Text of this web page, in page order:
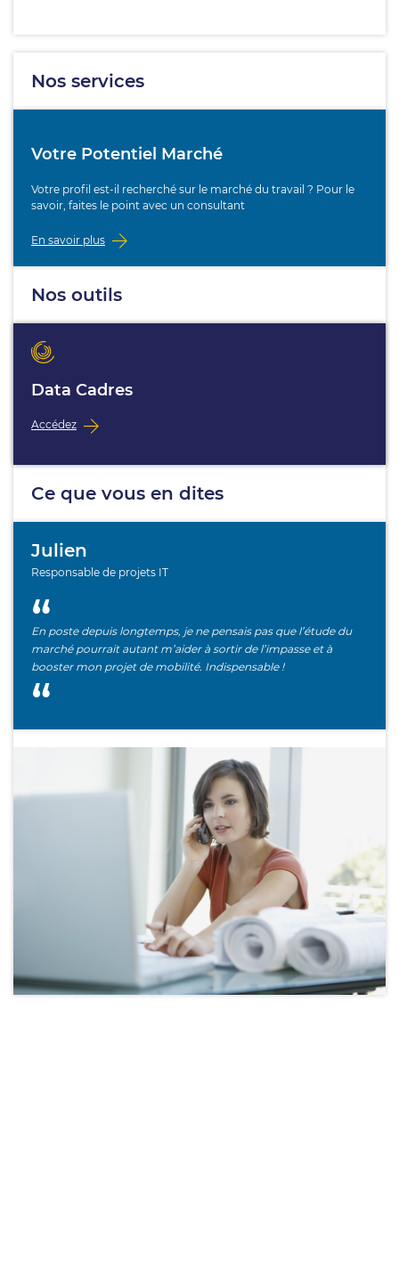
Nos services
Votre Potentiel Marché
Votre profil est-il recherché sur le marché du travail ? Pour le
savoir, faites le point avec un consultant
En savoir plus
Nos outils
Data Cadres
Accédez
Ce que vous en dites
Julien
Responsable de projets IT
En poste depuis longtemps, je ne pensais pas que l’étude du
marché pourrait autant m’aider à sortir de l’impasse et à
booster mon projet de mobilité. Indispensable !